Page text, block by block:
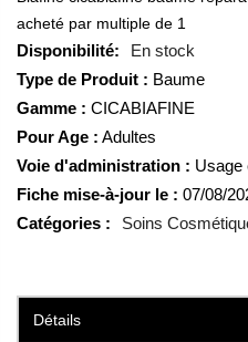
acheté par multiple de 1
En stock
Type de Produit : Baume
Gamme : CICABIAFINE
Pour Age : Adultes
Voie d'administration : Usage
Fiche mise-à-jour le : 07/08/
Catégories :
Soins
Détails